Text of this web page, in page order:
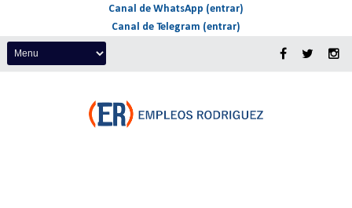
Canal de WhatsApp (entrar)
Canal de Telegram (entrar)